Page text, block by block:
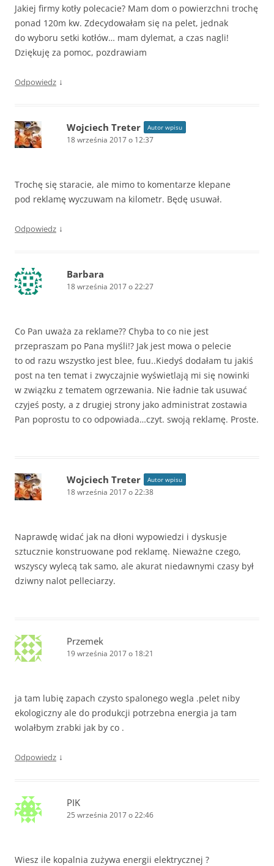
Jakiej firmy kotły polecacie? Mam dom o powierzchni trochę
ponad 120m kw. Zdecydowałam się na pelet, jednak
do wyboru setki kotłów… mam dylemat, a czas nagli!
Dziękuję za pomoc, pozdrawiam
Odpowiedz ↓
Wojciech Treter Autor wpisu
18 września 2017 o 12:37
Trochę się staracie, ale mimo to komentarze klepane
pod reklamę wyczuwam na kilometr. Będę usuwał.
Odpowiedz ↓
Barbara
18 września 2017 o 22:27
Co Pan uważa za reklame?? Chyba to co nie jest
przepraszam po Pana myśli!? Jak jest mowa o pelecie
to od razu wszystko jest blee, fuu..Kiedyś dodałam tu jakiś
post na ten temat i zwyczajnie wyświetlają mi się nowinki
w związku z tematem ogrzewania. Nie ładnie tak usuwać
czyjeś posty, a z drugiej strony jako administrat zostawia
Pan poprostu to co odpowiada…czyt. swoją reklamę. Proste.
Wojciech Treter Autor wpisu
18 września 2017 o 22:38
Naprawdę widać jak na dłoni wypowiedzi i dyskusje
sztucznie konstruowane pod reklamę. Nieważne czego,
wszyscy wylecą tak samo, ale akurat niedawnymi czasy był
dziwny nalot pelleciarzy.
Przemek
19 września 2017 o 18:21
ja tam lubię zapach czysto spalonego wegla .pelet niby
ekologiczny ale do produkcji potrzebna energia ja tam
wolałbym zrabki jak by co .
Odpowiedz ↓
PIK
25 września 2017 o 22:46
Wiesz ile kopalnia zużywa energii elektrycznej ?